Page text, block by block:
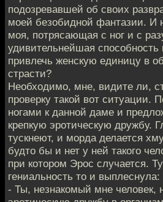
подозревавшей об своих
моей безобидной фантазии. И
моя, потрясающая с ног и с
удивительнейшая
привлечь женскую единицу в
страсти?
Необходимо, мне, видите ли,
проверку такой вот ситуации.
ногами к данной даме и
крепкую эротическую дружбу.
тускнеют, и морда делается
будто бы и нет у ней такого
при котором Эрос случается.
гениальность то и выплеснула:
- Ты, незнакомый мне человек,